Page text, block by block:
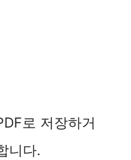
로 저장하거
니다.